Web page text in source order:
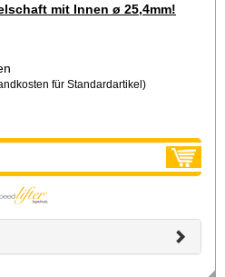
mit Innen ø 25,4mm!
für Standardartikel)